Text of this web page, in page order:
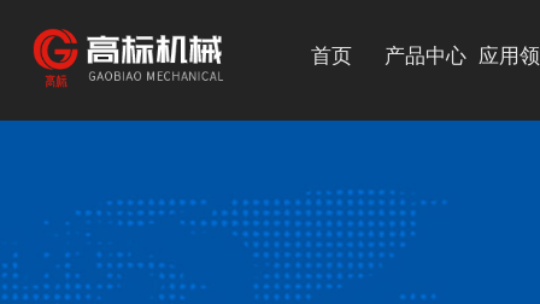
首页 产品中心
提升设备
应用